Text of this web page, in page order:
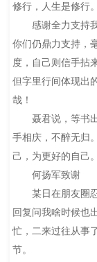
修行，人生是修行
感谢全力支持我
你们仍鼎力支持，
度，自己则信手拈
但字里行间体现出
哉！
聂君说，等书出
手相庆，不醉无归
己，为更好的自己
何扬军致谢
某日在朋友圈忍
回复问我啥时候也
忙，二来过往从事
节。